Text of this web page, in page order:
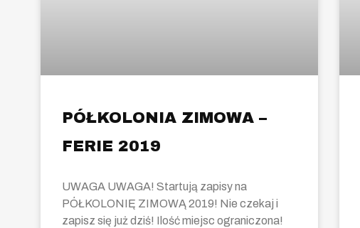
PÓŁKOLONIA ZIMOWA –
FERIE 2019
UWAGA UWAGA! Startują zapisy na
PÓŁKOLONIĘ ZIMOWĄ 2019! Nie czekaj i
zapisz się już dziś! Ilość miejsc ograniczona!